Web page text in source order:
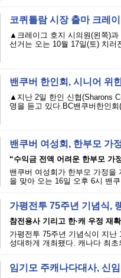
코퀴틀람 시장 출마 크레
▲크레이그 호지 시의원(왼쪽)
선거는 오는 10월 17일(토) 치
밴쿠버 한인회, 시니어 위
▲지난 2일 한인 신협(Sharons
명을 듣고 있다.BC밴쿠버한인
밴쿠버 여성회, 한부모 가
“수익금 전액 어려운 한부모 가
밴쿠버 여성회가 한부모 가정을
을 맞아 오는 16일 오후 6시 밴
가평전투 75주년 기념식,
참전용사 기리고 한·캐 우정 재
가평전투 75주년 기념식이 지
성대하게 개최됐다. 캐나다 최
임기모 주캐나다대사, 신